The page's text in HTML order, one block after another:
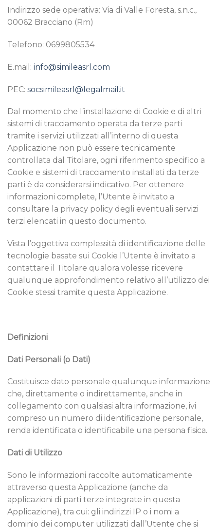
Indirizzo sede operativa: Via di Valle Foresta, s.n.c.,
00062 Bracciano (Rm)
Telefono: 0699805534
E.mail: info@simileasrl.com
PEC: socsimileasrl@legalmail.it
Dal momento che l’installazione di Cookie e di altri
sistemi di tracciamento operata da terze parti
tramite i servizi utilizzati all’interno di questa
Applicazione non può essere tecnicamente
controllata dal Titolare, ogni riferimento specifico a
Cookie e sistemi di tracciamento installati da terze
parti è da considerarsi indicativo. Per ottenere
informazioni complete, l’Utente è invitato a
consultare la privacy policy degli eventuali servizi
terzi elencati in questo documento.
Vista l’oggettiva complessità di identificazione delle
tecnologie basate sui Cookie l’Utente è invitato a
contattare il Titolare qualora volesse ricevere
qualunque approfondimento relativo all’utilizzo dei
Cookie stessi tramite questa Applicazione.
Definizioni
Dati Personali (o Dati)
Costituisce dato personale qualunque informazione
che, direttamente o indirettamente, anche in
collegamento con qualsiasi altra informazione, ivi
compreso un numero di identificazione personale,
renda identificata o identificabile una persona fisica.
Dati di Utilizzo
Sono le informazioni raccolte automaticamente
attraverso questa Applicazione (anche da
applicazioni di parti terze integrate in questa
Applicazione), tra cui: gli indirizzi IP o i nomi a
dominio dei computer utilizzati dall’Utente che si